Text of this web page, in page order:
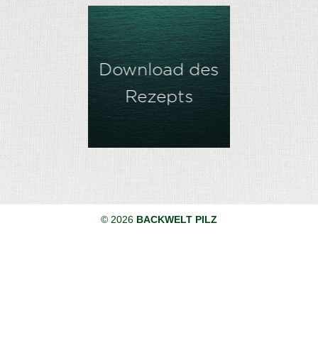
Download des
Rezepts
© 2026 BACKWELT PILZ